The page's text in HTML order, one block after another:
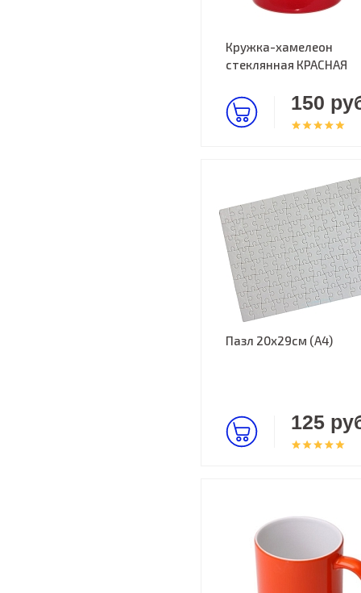
Кружка-хамелеон
стеклянная КРАСНАЯ
150
Пазл 20х29см (А4)
125